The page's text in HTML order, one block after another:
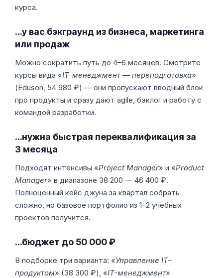
курса.
…у вас бэкграунд из бизнеса, маркетинга
или продаж
Можно сократить путь до 4–6 месяцев. Смотрите
курсы вида «IT-менеджмент — переподготовка»
(Eduson, 54 980 ₽) — они пропускают вводный блок
про продукты и сразу дают agile, бэклог и работу с
командой разработки.
…нужна быстрая переквалификация за
3 месяца
Подходят интенсивы «Project Manager» и «Product
Manager» в диапазоне 38 200 — 46 400 ₽.
Полноценный кейс джуна за квартал собрать
сложно, но базовое портфолио из 1–2 учебных
проектов получится.
…бюджет до 50 000 ₽
В подборке три варианта: «Управление IT-
продуктом» (38 300 ₽), «IT-менеджмент»